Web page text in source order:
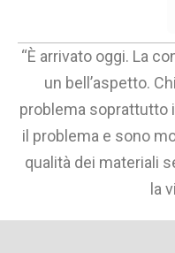
“È arrivato oggi. La
un bell’aspetto.
problema soprattutto
il problema e sono
qualità dei materiali
la